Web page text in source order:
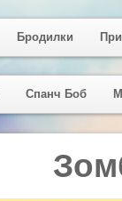
Бродилки
Спанч Боб